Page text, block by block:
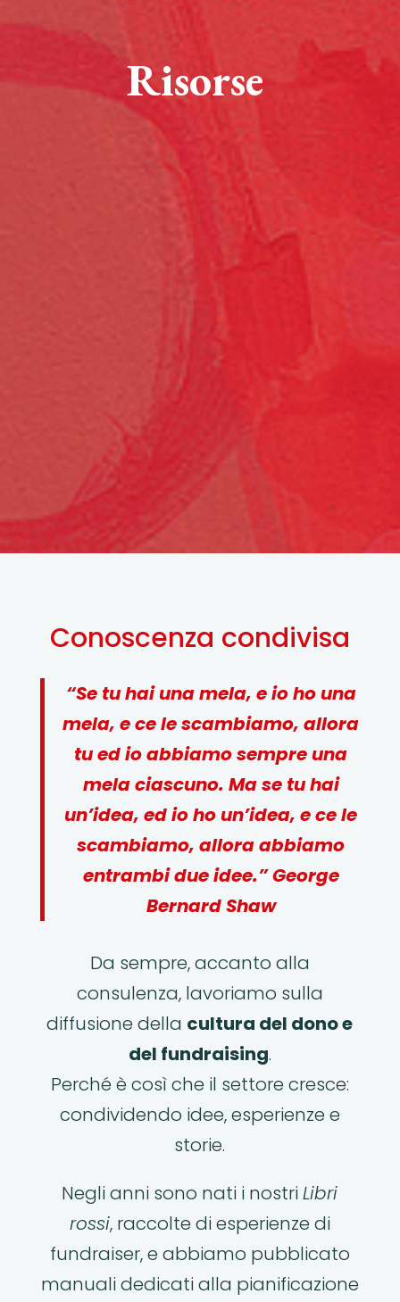
Risorse
Conoscenza condivisa
“Se tu hai una mela, e io ho una
mela, e ce le scambiamo, allora
tu ed io abbiamo sempre una
mela ciascuno. Ma se tu hai
un’idea, ed io ho un’idea, e ce le
scambiamo, allora abbiamo
entrambi due idee.” George
Bernard Shaw
Da sempre, accanto alla
consulenza, lavoriamo sulla
diffusione della cultura del dono e
del fundraising.
Perché è così che il settore cresce:
condividendo idee, esperienze e
storie.
Negli anni sono nati i nostriLibri
rossi, raccolte di esperienze di
fundraiser, e abbiamo pubblicato
manuali dedicati alla pianificazione